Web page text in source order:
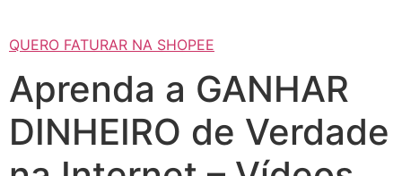
QUERO FATURAR NA SHOPEE
Aprenda a GANHAR
DINHEIRO de Verdade